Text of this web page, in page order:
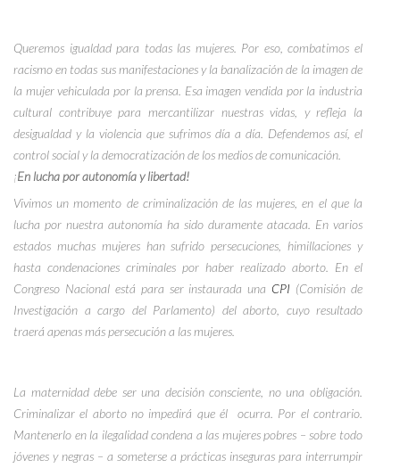
Queremos igualdad para todas las mujeres. Por eso, combatimos el
racismo en todas sus manifestaciones y la banalización de la imagen de
la mujer vehiculada por la prensa. Esa imagen vendida por la industria
cultural contribuye para mercantilizar nuestras vidas, y refleja la
desigualdad y la violencia que sufrimos día a día. Defendemos así, el
control social y la democratización de los medios de comunicación.
¡En lucha por autonomía y libertad!
Vivimos un momento de criminalización de las mujeres, en el que la
lucha por nuestra autonomía ha sido duramente atacada. En varios
estados muchas mujeres han sufrido persecuciones, himillaciones y
hasta condenaciones criminales por haber realizado aborto. En el
Congreso Nacional está para ser instaurada una CPI (Comisión de
Investigación a cargo del Parlamento) del aborto, cuyo resultado
traerá apenas más persecución a las mujeres.
La maternidad debe ser una decisión consciente, no una obligación.
Criminalizar el aborto no impedirá que él
ocurra. Por el contrario.
Mantenerlo en la ilegalidad condena a las mujeres pobres – sobre todo
jóvenes y negras – a someterse a prácticas inseguras para interrumpir